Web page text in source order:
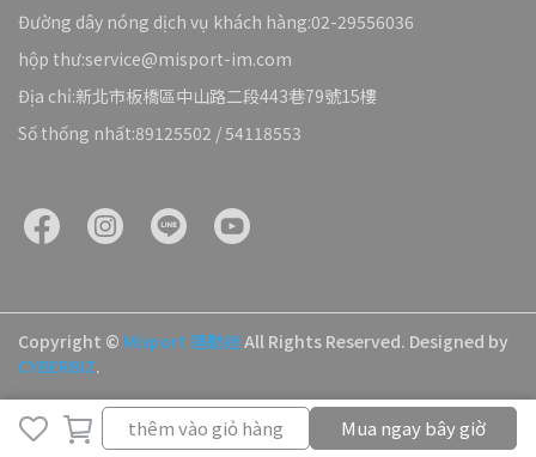
thêm vào giỏ hàng
thêm vào giỏ hàng Mua ngay bây giờ
Đường dây nóng dịch vụ khách hàng:02-29556036
hộp thư:service@misport-im.com
Địa chỉ:新北市板橋區中山路二段443巷79號15樓
Số thống nhất:89125502 / 54118553
Copyright © Misport 運動迷All Rights Reserved. Designed by
CYBERBIZ.